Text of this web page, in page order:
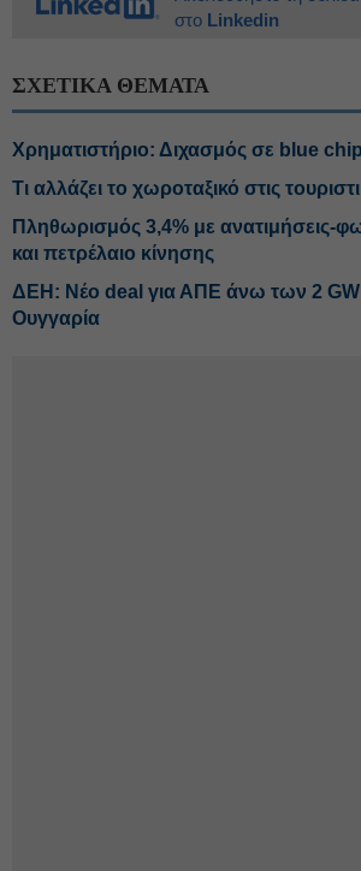
στο Linkedin
ΣΧΕΤΙΚΑ ΘΕΜΑΤΑ
Χρηματιστήριο: Διχασμός σε blue
Τι αλλάζει το χωροταξικό στις
Πληθωρισμός 3,4% με ανατιμήσεις-
και πετρέλαιο κίνησης
ΔΕΗ: Νέο deal για ΑΠΕ άνω των 2 GW
Ουγγαρία